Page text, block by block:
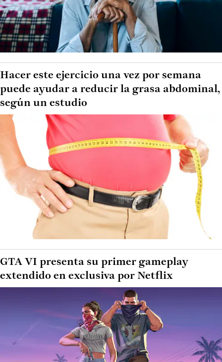
Hacer este ejercicio una vez por semana
puede ayudar a reducir la grasa abdominal,
según un estudio
GTA VI presenta su primer gameplay
extendido en exclusiva por Netflix